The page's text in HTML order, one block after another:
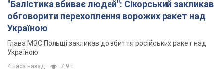
"Балістика вбиває людей": Сікорський закликав
обговорити перехоплення ворожих ракет над
Україною
Глава МЗС Польщі закликав до збиття російських ракет над
Україною
4 часа назад 7,9 т.